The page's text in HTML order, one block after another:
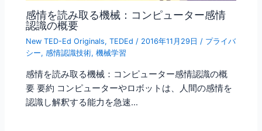
感情を読み取る機械：コンピューター感情
認識の概要
New TED-Ed Originals,TEDEd / 2016年11月29日 / プライバ
シー,感情認識技術,機械学習
感情を読み取る機械：コンピューター感情認識の概
要 要約 コンピューターやロボットは、人間の感情を
認識し解釈する能力を急速…